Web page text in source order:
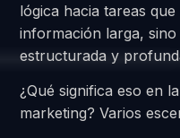
lógica hacia tareas
información larga,
estructurada y
¿Qué significa eso en
marketing? Varios